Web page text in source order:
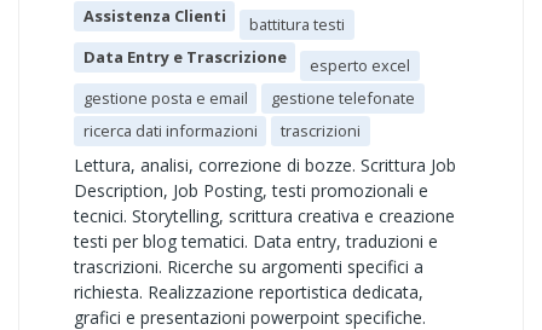
Assistenza Clienti
battitura testi
Data Entry e Trascrizione
esperto excel
gestione posta e email
gestione telefonate
ricerca dati informazioni
trascrizioni
Lettura, analisi, correzione di bozze. Scrittura Job
Description, Job Posting, testi promozionali e
tecnici. Storytelling, scrittura creativa e creazione
testi per blog tematici. Data entry, traduzioni e
trascrizioni. Ricerche su argomenti specifici a
richiesta. Realizzazione reportistica dedicata,
grafici e presentazioni powerpoint specifiche.